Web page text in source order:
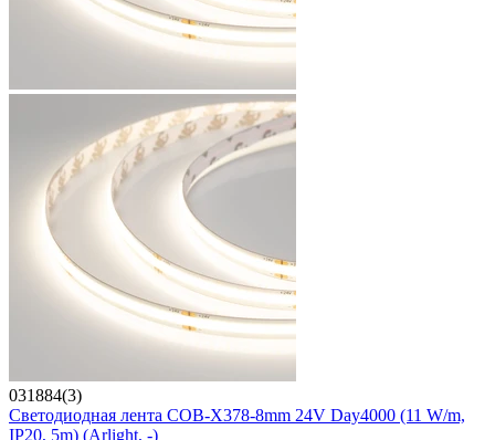
031884(3)
Светодиодная лента COB-X378-8mm 24V Day4000 (11 W/m,
IP20, 5m) (Arlight, -)